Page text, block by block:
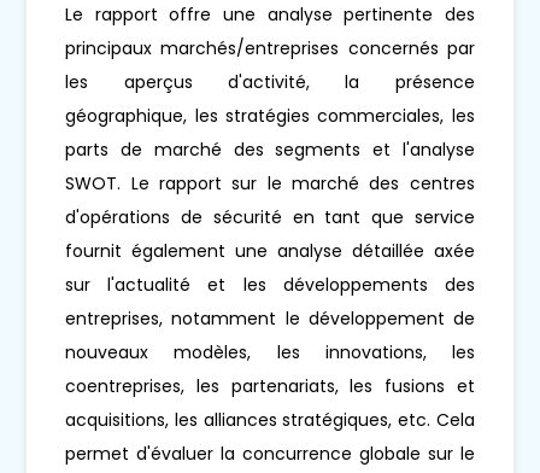
Le rapport offre une analyse pertinente des
principaux marchés/entreprises concernés par
les aperçus d'activité, la présence
géographique, les stratégies commerciales, les
parts de marché des segments et l'analyse
SWOT. Le rapport sur le marché des centres
d'opérations de sécurité en tant que service
fournit également une analyse détaillée axée
sur l'actualité et les développements des
entreprises, notamment le développement de
nouveaux modèles, les innovations, les
coentreprises, les partenariats, les fusions et
acquisitions, les alliances stratégiques, etc. Cela
permet d'évaluer la concurrence globale sur le